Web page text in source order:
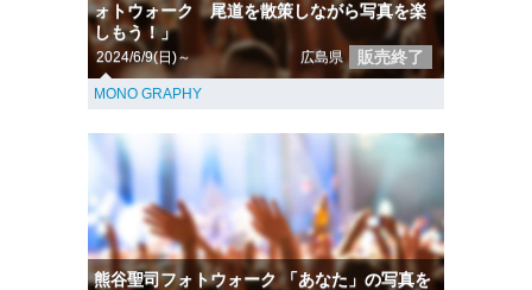
ォトウォーク 尾道を散策しながら写真を楽
しもう！」
2024/6/9(日)～ 広島県 販売終了
MONO GRAPHY
熊谷聖司フォトウォーク 「あなた」の写真を